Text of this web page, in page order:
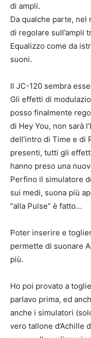
di ampli.
Da qualche parte, nel
di regolare sull’ampli
Equalizzo come da
suoni.
Il JC-120 sembra
Gli effetti di
posso finalmente
di Hey You, non sarà
dell’intro di Time e di
presenti, tutti gli
hanno preso una
Perfino il simulatore
sui medi, suona più
“alla Pulse” è fatto…
Poter inserire e
permette di suonare
più.
Ho poi provato a
parlavo prima, ed
anche i simulatori
vero tallone d’Achille